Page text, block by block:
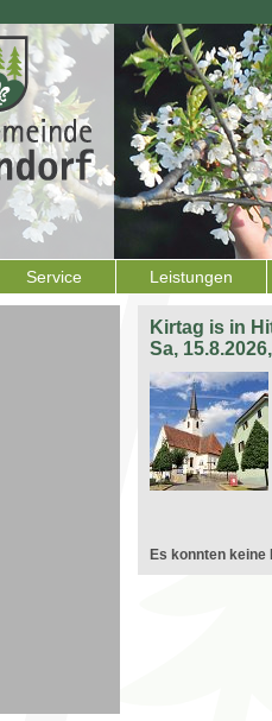
Service Leistungen
Kirtag is in
Sa,
Es konnten keine